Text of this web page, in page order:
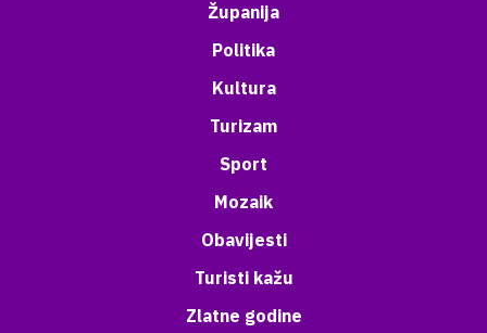
Županija
Politika
Kultura
Turizam
Sport
Mozaik
Obavijesti
Turisti kažu
Zlatne godine